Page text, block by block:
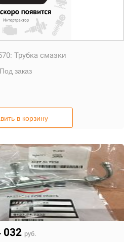
Трубка смазки
Под заказ
в корзину
032 руб.